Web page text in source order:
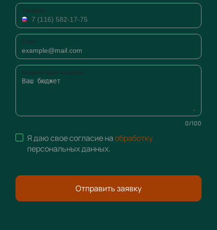
Телефон
Email
Комментарий к заявке
0/100
Я даю свое согласие наобработку
персональных данных.
Отправить заявку